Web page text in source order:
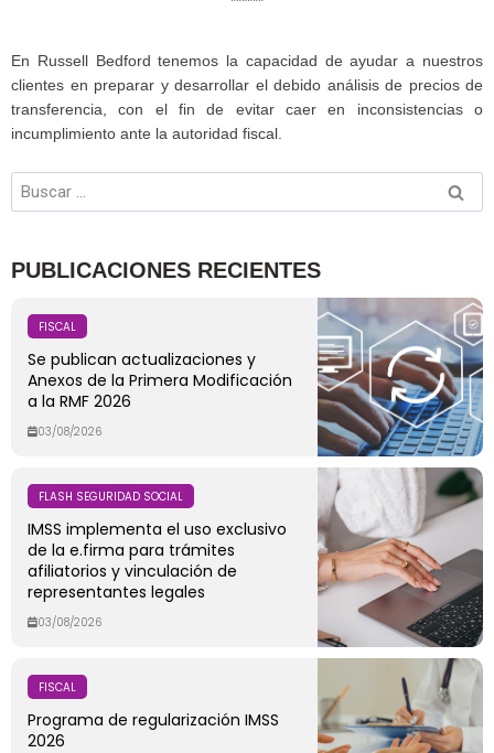
En Russell Bedford tenemos la capacidad de ayudar a nuestros
clientes en preparar y desarrollar el debido análisis de precios de
transferencia, con el fin de evitar caer en inconsistencias o
incumplimiento ante la autoridad fiscal.
PUBLICACIONES RECIENTES
FISCAL
Se publican actualizaciones y
Anexos de la Primera Modificación
a la RMF 2026
03/08/2026
FLASH SEGURIDAD SOCIAL
IMSS implementa el uso exclusivo
de la e.firma para trámites
afiliatorios y vinculación de
representantes legales
03/08/2026
FISCAL
Programa de regularización IMSS
2026